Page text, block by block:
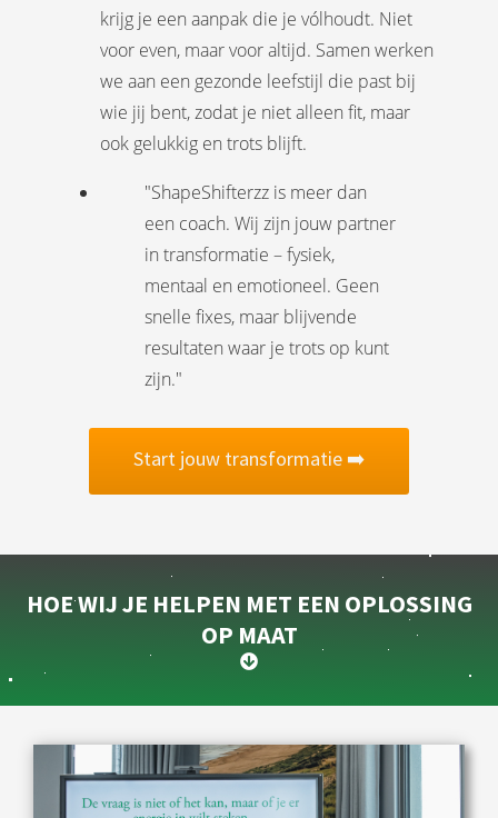
krijg je een aanpak die je vólhoudt. Niet
voor even, maar voor altijd. Samen werken
we aan een gezonde leefstijl die past bij
wie jij bent, zodat je niet alleen fit, maar
ook gelukkig en trots blijft.
"ShapeShifterzz is meer dan
een coach. Wij zijn jouw partner
in transformatie – fysiek,
mentaal en emotioneel. Geen
snelle fixes, maar blijvende
resultaten waar je trots op kunt
zijn."
Start jouw transformatie ➡️
HOE WIJ JE HELPEN MET EEN OPLOSSING
OP MAAT